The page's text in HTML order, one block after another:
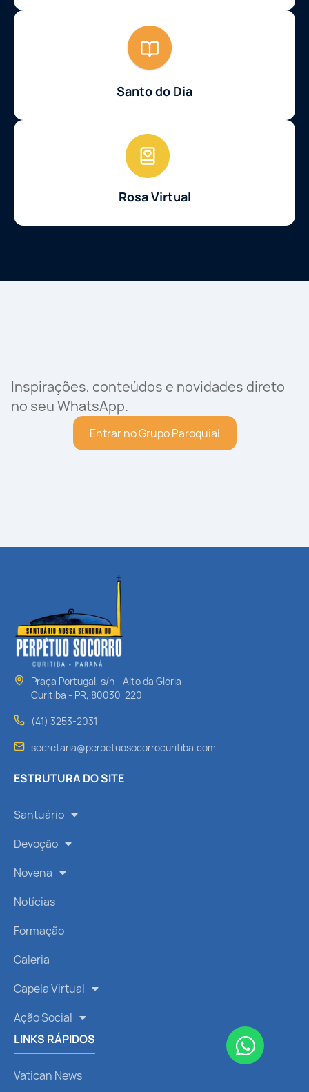
Santo do Dia
Rosa Virtual
Inspirações, conteúdos e novidades direto
no seu WhatsApp.
Entrar no Grupo Paroquial
Praça Portugal, s/n - Alto da Glória
Curitiba - PR, 80030-220
(41) 3253-2031
secretaria@perpetuosocorrocuritiba.com
ESTRUTURA DO SITE
Santuário
Devoção
Novena
Notícias
Formação
Galeria
Capela Virtual
Ação Social
LINKS RÁPIDOS
Vatican News